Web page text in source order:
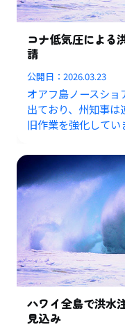
コナ低気圧による
請
公開日：2026.03.23
オアフ島ノースシ
出ており、州知事
旧作業を強化してい
ハワイ全島で洪水
見込み